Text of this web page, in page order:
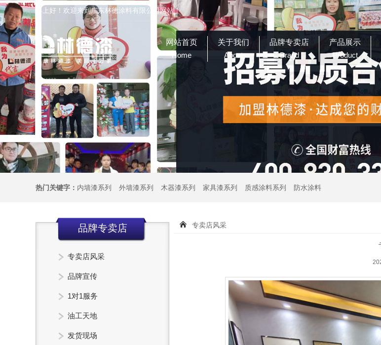
早上好！欢迎来到广东林德涂料有限公司网站！
网站首页
Home
关于我们
About
品牌专卖店
Brand
产品展示
Product
热门关键字： 内墙漆系列 外墙漆系列 木器漆系列 家具漆系列 质感涂料系列 防水涂料
品牌专卖店
专卖店风采
品牌宣传
1对1服务
油工天地
发货现场
专卖店风采